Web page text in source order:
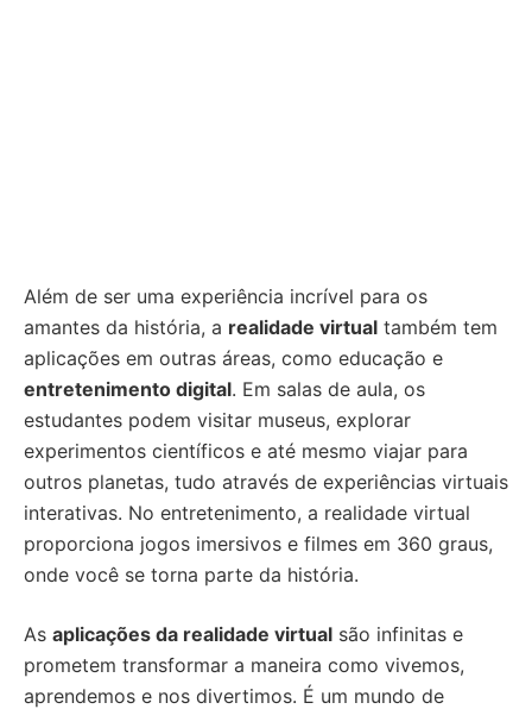
Além de ser uma experiência incrível para os
amantes da história, a realidade virtual também tem
aplicações em outras áreas, como educação e
entretenimento digital. Em salas de aula, os
estudantes podem visitar museus, explorar
experimentos científicos e até mesmo viajar para
outros planetas, tudo através de experiências virtuais
interativas. No entretenimento, a realidade virtual
proporciona jogos imersivos e filmes em 360 graus,
onde você se torna parte da história.
As aplicações da realidade virtual são infinitas e
prometem transformar a maneira como vivemos,
aprendemos e nos divertimos. É um mundo de